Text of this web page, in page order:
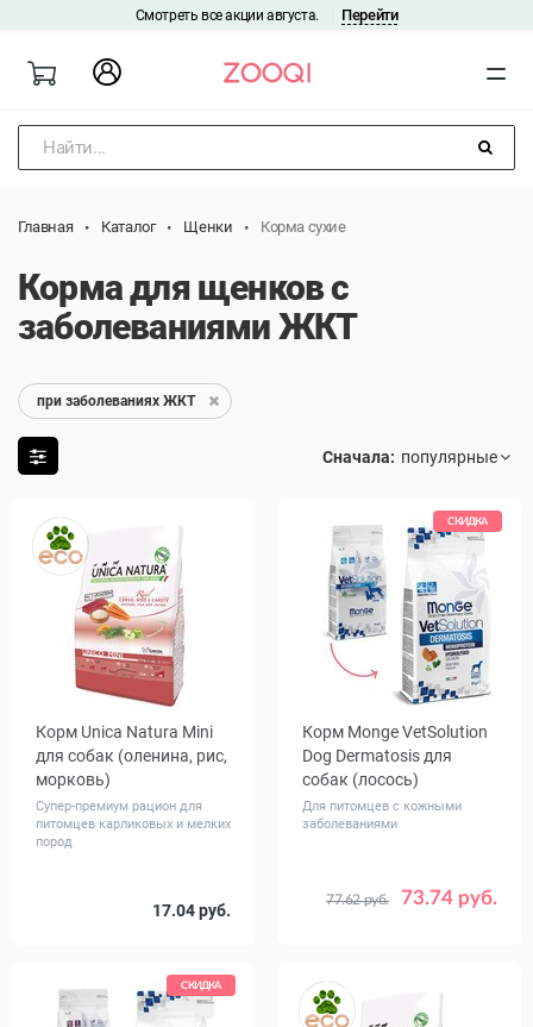
Смотреть все акции августа. Перейти
Найти...
Главная Каталог Щенки Корма сухие
Корма для щенков с
заболеваниями ЖКТ
при заболеваниях ЖКТ
Сначала:
Корм Unica Natura Mini
для собак (оленина, рис,
морковь)
Супер-премиум рацион для
питомцев карликовых и мелких
пород
17.04 руб.
0.8 2.5
СКИДКА
Корм Monge VetSolution
Dog Dermatosis для
собак (лосось)
Для питомцев с кожными
заболеваниями
73.74 руб.
77.62 руб.
Вес, кг 2 12
СКИДКА